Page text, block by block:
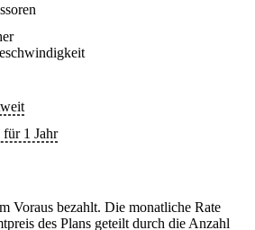
1 Jahr
Voraus bezahlt. Die monatliche Rate
des Plans geteilt durch die Anzahl